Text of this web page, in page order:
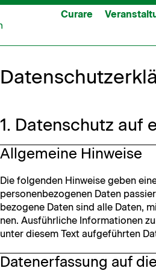
Curare
1. Datenschutz auf
Allgemeine Hinweise
Die fol­gen­den Hin­weise geben
per­so­n­en­be­zo­ge­nen Dat­en
be­zo­gene Dat­en sind alle Dat­en,
nen. Aus­führliche Infor­ma­tio­nen
unter diesem Text aufge­führten
Datenerfassung auf